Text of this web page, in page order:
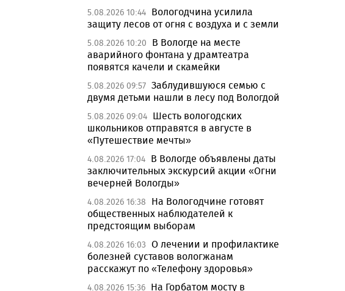
5.08.2026 10:44 Вологодчина усилила
защиту лесов от огня с воздуха и с земли
5.08.2026 10:20
В Вологде на месте
аварийного фонтана у драмтеатра
появятся качели и скамейки
5.08.2026 09:57 Заблудившуюся семью с
двумя детьми нашли в лесу под Вологдой
5.08.2026 09:04 Шесть вологодских
школьников отправятся в августе в
«Путешествие мечты»
4.08.2026 17:04 В Вологде объявлены даты
заключительных экскурсий акции «Огни
вечерней Вологды»
4.08.2026 16:38
На Вологодчине готовят
общественных наблюдателей к
предстоящим выборам
4.08.2026 16:03 О лечении и профилактике
болезней суставов вологжанам
расскажут по «Телефону здоровья»
4.08.2026 15:36 На Горбатом мосту в